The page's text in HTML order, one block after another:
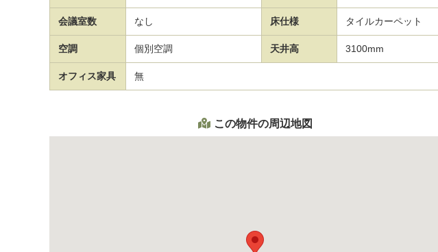
会議室数 なし 床仕様 タイルカーペット
空調 個別空調 天井高 3100mm
オフィス家具 無
この物件の周辺地図